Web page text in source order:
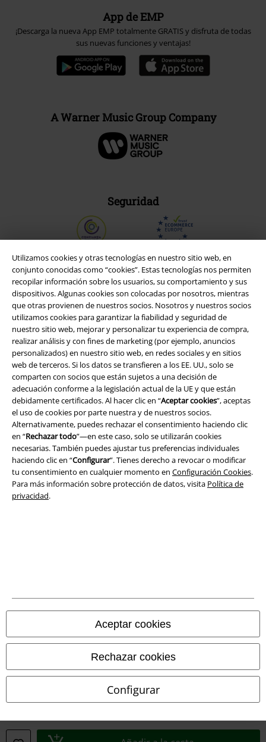
Utilizamos cookies y otras tecnologías en nuestro sitio web, en
conjunto conocidas como “cookies”. Estas tecnologías nos permiten
recopilar información sobre los usuarios, su comportamiento y sus
dispositivos. Algunas cookies son colocadas por nosotros, mientras
que otras provienen de nuestros socios. Nosotros y nuestros socios
utilizamos cookies para garantizar la fiabilidad y seguridad de
nuestro sitio web, mejorar y personalizar tu experiencia de compra,
realizar análisis y con fines de marketing (por ejemplo, anuncios
personalizados) en nuestro sitio web, en redes sociales y en sitios
web de terceros. Si los datos se transfieren a los EE. UU., solo se
comparten con socios que están sujetos a una decisión de
adecuación conforme a la legislación actual de la UE y que están
debidamente certificados. Al hacer clic en “Aceptar cookies”, aceptas
el uso de cookies por parte nuestra y de nuestros socios.
Alternativamente, puedes rechazar el consentimiento haciendo clic
en “Rechazar todo”—en este caso, solo se utilizarán cookies
necesarias. También puedes ajustar tus preferencias individuales
haciendo clic en “Configurar”. Tienes derecho a revocar o modificar
tu consentimiento en cualquier momento en Configuración Cookies.
Para más información sobre protección de datos, visita Política de
privacidad.
Aceptar cookies
Rechazar cookies
Configurar
App de EMP
¡Descarga la nueva App EMP totalmente GRATIS y disfruta de todas
sus nuevas funciones y ventajas!
A Warner Music Group Company
Seguridad
Legal
Términos y Condiciones
Aviso Legal
Ley protección de datos
Eliminación de residuos y protección del medioambiente
Declaración de Conformidad
Todos los precios incluyen el IVA pero no losgastos de transporte
© 1986-2026 E.M.P. Merchandising HGmbH
Tiendas EMP online
EMP France